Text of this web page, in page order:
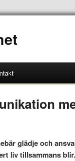
glädje och
liv tillsammans